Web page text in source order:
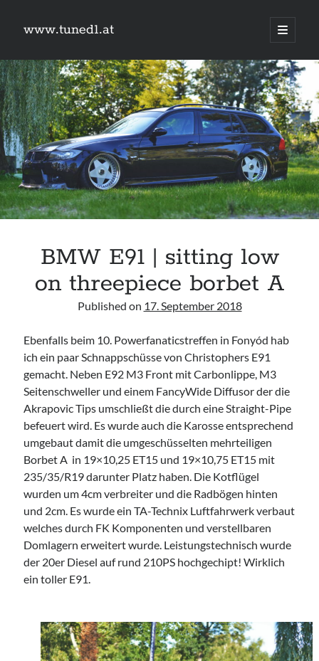
www.tuned1.at
öffnen
Sidebar
Was suchst du?
Suchen
Kategorien
Kategorien
Links
9px webdesign
TuningSzeneGraz
BMW E91 | sitting low
on threepiece borbet A
Published on 17. September 2018
Ebenfalls beim 10. Powerfanaticstreffen in Fonyód hab
ich ein paar Schnappschüsse von Christophers E91
gemacht. Neben E92 M3 Front mit Carbonlippe, M3
Seitenschweller und einem FancyWide Diffusor der die
Akrapovic Tips umschließt die durch eine Straight-Pipe
befeuert wird. Es wurde auch die Karosse entsprechend
umgebaut damit die umgeschüsselten mehrteiligen
Borbet A in 19×10,25 ET15 und 19×10,75 ET15 mit
235/35/R19darunter Platz haben. Die Kotflügel
wurden um 4cm verbreiter und die Radbögen hinten
und 2cm. Es wurde ein TA-Technix Luftfahrwerk verbaut
welches durch FK Komponenten und verstellbaren
Domlagern erweitert wurde. Leistungstechnisch wurde
der 20er Diesel auf rund 210PS hochgechipt! Wirklich
ein toller E91.